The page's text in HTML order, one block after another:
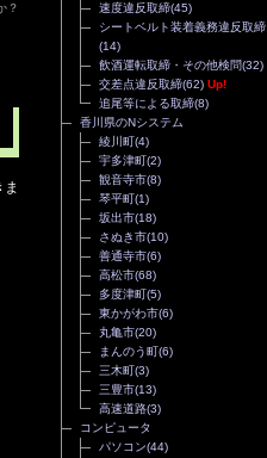
？
速度違反取締(45)
シートベルト装着義務違反取締
(14)
飲酒運転取締・その他検問(32)
交差点違反取締(62) Up!
追尾等による取締(8)
香川県のNシステム
綾川町(4)
宇多津町(2)
観音寺市(8)
琴平町(1)
坂出市(18)
さぬき市(10)
善通寺市(6)
高松市(68)
多度津町(5)
東かがわ市(6)
丸亀市(20)
まんのう町(6)
三木町(3)
三豊市(13)
高速道路(3)
コンピュータ
パソコン(44)